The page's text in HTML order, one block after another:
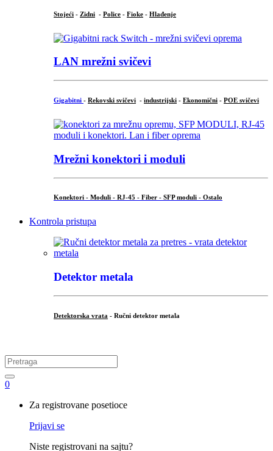
Stojeći - Zidni - Police - Fioke - Hlađenje
LAN mrežni svičevi
Gigabitni - Rekovski svičevi - industrijski - Ekonomični - POE svičevi
Mrežni konektori i moduli
Konektori - Moduli - RJ-45 - Fiber - SFP moduli - Ostalo
Kontrola pristupa
Detektor metala
Detektorska vrata - Ručni detektor metala
Search
for:
0
Za registrovane posetioce
Prijavi se
Niste registrovani na sajtu?